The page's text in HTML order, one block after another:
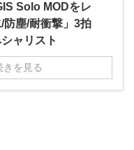
Solo MODをレ
防塵/耐衝撃」3拍
ャリスト
きを見る